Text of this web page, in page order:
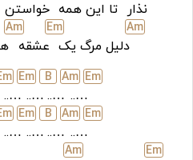
نذار تا این همه خواستن
Am
دلیل مرگ یک
Em
عشقه
Am
Em
…..
Am
…..
B
…..
Em
…..
m
Em
…..
Am
…..
B
…..
Em
…..
m
Em
Am